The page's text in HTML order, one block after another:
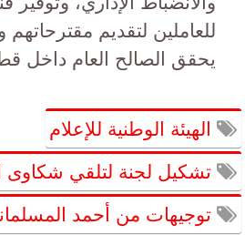
للعاملين لتقديم مقترحاتهم
يحقق الصالح العام داخل
الهيئة الوطنية للإعلام
تشكيل لجنة لتلقي شكاوى
توجيهات من أحمد